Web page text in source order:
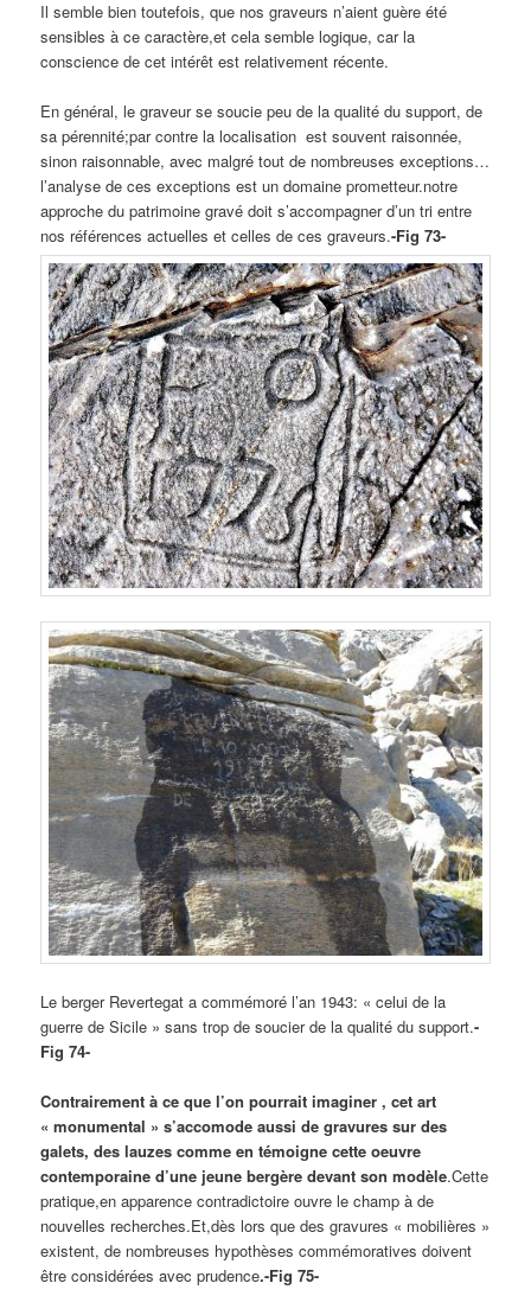
Il semble bien toutefois, que nos graveurs n’aient guère été
sensibles à ce caractère,et cela semble logique, car la
conscience de cet intérêt est relativement récente.
En général, le graveur se soucie peu de la qualité du support, de
sa pérennité;par contre la localisation est souvent raisonnée,
sinon raisonnable, avec malgré tout de nombreuses exceptions…
l’analyse de ces exceptions est un domaine prometteur.notre
approche du patrimoine gravé doit s’accompagner d’un tri entre
nos références actuelles et celles de ces graveurs.-Fig 73-
Le berger Revertegat a commémoré l’an 1943: « celui de la
guerre de Sicile » sans trop de soucier de la qualité du support.-
Fig 74-
Contrairement à ce que l’on pourrait imaginer , cet art
« monumental » s’accomode aussi de gravures sur des
galets, des lauzes comme en témoigne cette oeuvre
contemporaine d’une jeune bergère devant son modèle.Cette
pratique,en apparence contradictoire ouvre le champ à de
nouvelles recherches.Et,dès lors que des gravures « mobilières »
existent, de nombreuses hypothèses commémoratives doivent
être considérées avec prudence.-Fig 75-